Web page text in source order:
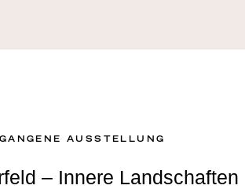
AUSSTELLUNG
– Innere Landschaften